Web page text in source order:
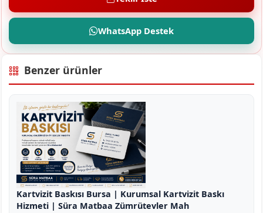
WhatsApp Destek
Benzer ürünler
Kartvizit Baskısı Bursa | Kurumsal Kartvizit Baskı
Hizmeti | Süra Matbaa Zümrütevler Mah